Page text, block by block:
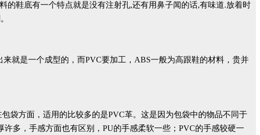
的鞋底有一个特点就是没有注射孔,还有用鼻子闻的话,有味道.放着时
就是一个成型的，而PVC要加工，ABS一般为高跟鞋的材料，贵并
袋方面，适用的比较多的是PVC革。这是因为包袋中的物品不同于
多，手感方面也有区别，PU的手感柔软一些；PVC的手感较硬一